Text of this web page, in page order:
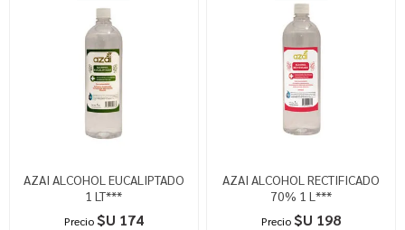
AZAI ALCOHOL EUCALIPTADO
1 LT***
Precio $U 174
AZAI ALCOHOL RECTIFICADO
70% 1 L***
Precio $U 198